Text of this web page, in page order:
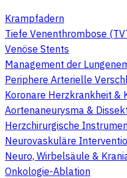
Krampfadern
Tiefe Venenthrombose
Venöse Stents
Management der
Periphere Arterielle
Koronare Herzkrankheit &
Aortenaneurysma &
Herzchirurgische
Neurovaskuläre
Neuro, Wirbelsäule &
Onkologie-Ablation